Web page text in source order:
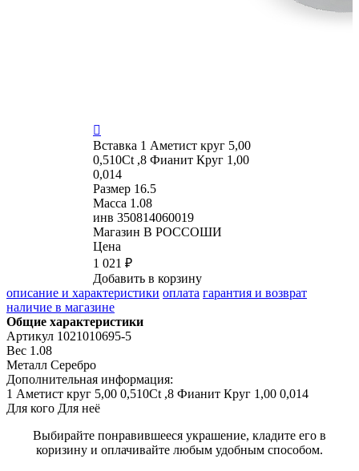

Вставка 1 Аметист круг 5,00
0,510Ct ,8 Фианит Круг 1,00
0,014
Размер 16.5
Масса 1.08
инв 350814060019
Магазин В РОССОШИ
Цена
1 021 ₽
Добавить в корзину
описание и характеристики оплата гарантия и возврат
наличие в магазине
Общие характеристики
Артикул 1021010695-5
Вес 1.08
Металл Серебро
Дополнительная информация:
1 Аметист круг 5,00 0,510Ct ,8 Фианит Круг 1,00 0,014
Для кого Для неё
Выбирайте понравившееся украшение, кладите его в
коризину и оплачивайте любым удобным способом.